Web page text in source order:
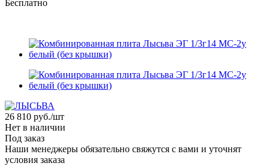
Бесплатно
26 810 руб./шт
Нет в наличии
Под заказ
Наши менеджеры обязательно свяжутся с вами и уточнят
условия заказа